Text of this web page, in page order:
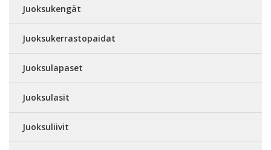
Juoksukengät
Juoksukerrastopaidat
Juoksulapaset
Juoksulasit
Juoksuliivit